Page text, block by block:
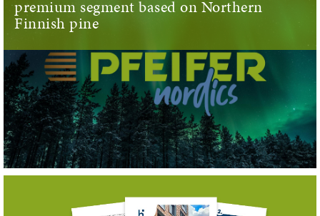
premium segment based on Northern
Finnish pine